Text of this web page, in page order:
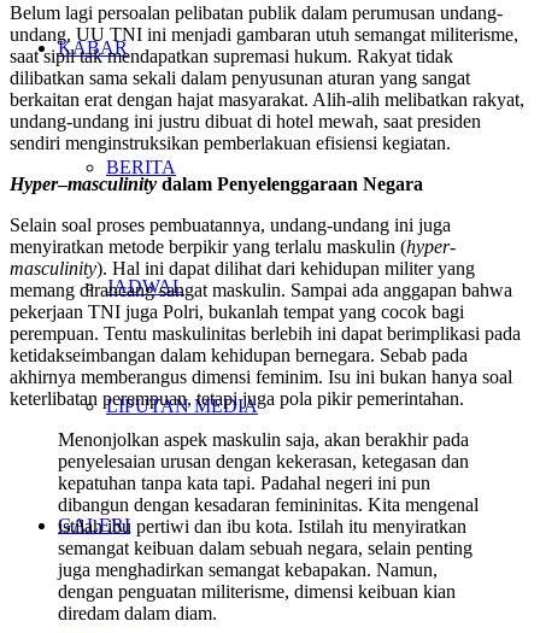
KABAR
BERITA
JADWAL
LIPUTAN MEDIA
GALERI
Belum lagi persoalan pelibatan publik dalam perumusan undang-
undang. UU TNI ini menjadi gambaran utuh semangat militerisme,
saat sipil tak mendapatkan supremasi hukum. Rakyat tidak
dilibatkan sama sekali dalam penyusunan aturan yang sangat
berkaitan erat dengan hajat masyarakat. Alih-alih melibatkan rakyat,
undang-undang ini justru dibuat di hotel mewah, saat presiden
sendiri menginstruksikan pemberlakuan efisiensi kegiatan.
Hyper–masculinity dalam Penyelenggaraan Negara
Selain soal proses pembuatannya, undang-undang ini juga
menyiratkan metode berpikir yang terlalu maskulin (hyper-
masculinity). Hal ini dapat dilihat dari kehidupan militer yang
memang dirancang sangat maskulin. Sampai ada anggapan bahwa
pekerjaan TNI juga Polri, bukanlah tempat yang cocok bagi
perempuan. Tentu maskulinitas berlebih ini dapat berimplikasi pada
ketidakseimbangan dalam kehidupan bernegara. Sebab pada
akhirnya memberangus dimensi feminim. Isu ini bukan hanya soal
keterlibatan perempuan, tetapi juga pola pikir pemerintahan.
Menonjolkan aspek maskulin saja, akan berakhir pada
penyelesaian urusan dengan kekerasan, ketegasan dan
kepatuhan tanpa kata tapi. Padahal negeri ini pun
dibangun dengan kesadaran femininitas. Kita mengenal
istilah ibu pertiwi dan ibu kota. Istilah itu menyiratkan
semangat keibuan dalam sebuah negara, selain penting
juga menghadirkan semangat kebapakan. Namun,
dengan penguatan militerisme, dimensi keibuan kian
diredam dalam diam.